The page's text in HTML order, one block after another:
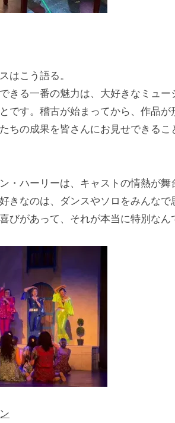
はこう語る。
きる一番の魅力は、大好きなミュ
です。稽古が始まってから、作品が
ちの成果を皆さんにお見せできるこ
・ハーリーは、キャストの情熱が舞
きなのは、ダンスやソロをみんな
びがあって、それが本当に特別なん